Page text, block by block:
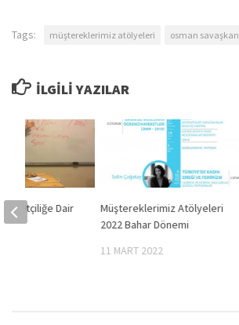
Tags: müştereklerimiz atölyeleri osman savaşkan
İLGILI YAZILAR
Müştereklerimiz Atölyeleri
2022 Bahar Dönemi
11 MART 2022
Dair